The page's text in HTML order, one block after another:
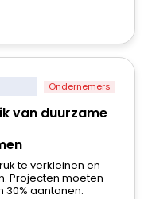
Ondernemers
van duurzame
te verkleinen en
Projecten moeten
aantonen.
Malta
|Engels